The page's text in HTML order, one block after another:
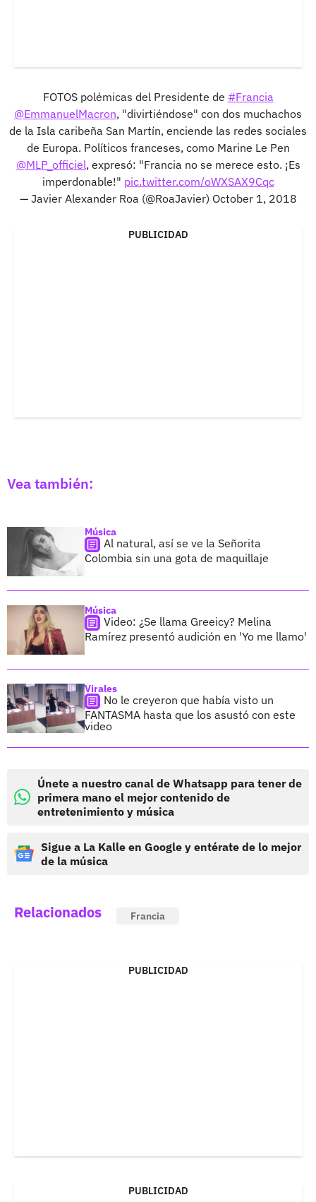
FOTOS polémicas del Presidente de #Francia
@EmmanuelMacron, "divirtiéndose" con dos muchachos
de la Isla caribeña San Martín, enciende las redes sociales
de Europa. Políticos franceses, como Marine Le Pen
@MLP_officiel, expresó: "Francia no se merece esto. ¡Es
imperdonable!" pic.twitter.com/oWXSAX9Cqc
— Javier Alexander Roa (@RoaJavier) October 1, 2018
PUBLICIDAD
Vea también:
Música
Al natural, así se ve la Señorita
Colombia sin una gota de maquillaje
Música
Video: ¿Se llama Greeicy? Melina
Ramírez presentó audición en 'Yo me llamo'
Virales
No le creyeron que había visto un
FANTASMA hasta que los asustó con este
video
Únete a nuestro canal de Whatsapp para tener de
primera mano el mejor contenido de
entretenimiento y música
Sigue a La Kalle en Google y entérate de lo mejor
de la música
Relacionados Francia
PUBLICIDAD
PUBLICIDAD